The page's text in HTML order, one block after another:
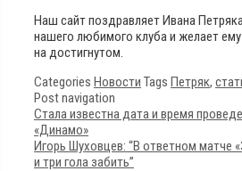
Наш сайт поздравляет Ивана
нашего любимого клуба и желает
на достигнутом.
Categories Новости Tags Петряк,
Post navigation
Стала известна дата и время
«Динамо»
Игорь Шуховцев: “В ответном матче
и три гола забить”